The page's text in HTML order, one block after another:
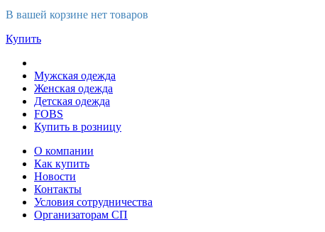
В вашей корзине нет товаров
Купить
Мужская одежда
Женская одежда
Детская одежда
FOBS
Купить в розницу
О компании
Как купить
Новости
Контакты
Условия сотрудничества
Организаторам СП